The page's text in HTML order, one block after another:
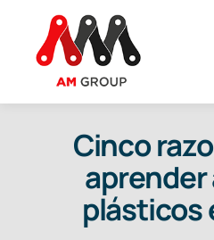
contenido
Cinco
aprender
plásticos